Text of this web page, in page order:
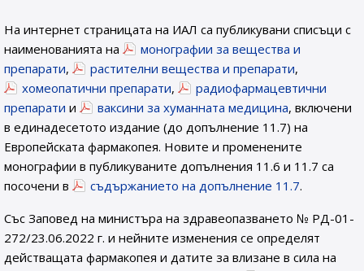
На интернет страницата на ИАЛ са публикувани списъци с
наименованията на
монографии за вещества и
препарати, растителни вещества и препарати,
хомеопатични препарати,
радиофармацевтични
препарати и ваксини за хуманната медицина, включени
в единадесетото издание (до допълнение 11.7) на
Европейската фармакопея. Новите и променените
монографии в публикуваните допълнения 11.6 и 11.7 са
посочени в
съдържанието на допълнение 11.7.
Със Заповед на министъра на здравеопазването № РД-01-
272/23.06.2022 г. и нейните изменения се определят
действащата фармакопея и датите за влизане в сила на